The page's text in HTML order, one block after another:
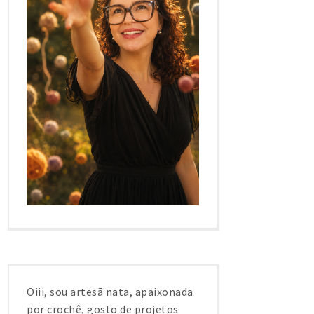
Oiii, sou artesã nata, apaixonada
por crochê, gosto de projetos